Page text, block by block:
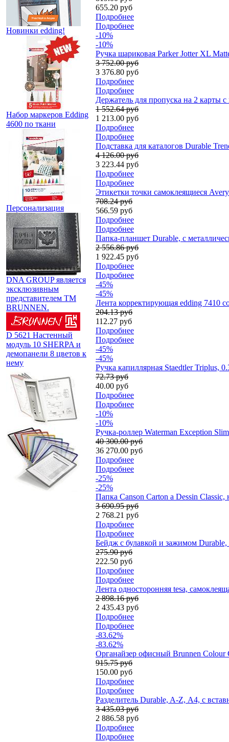
Новинки edding!
Набор маркеров Edding
4600 по ткани
Персонализация
DNA GROUP является
эксклюзивным
представителем TM
BRUNNEN.
D 5621 Настенный
модуль 10 SHERPA и
демопанели 8 цветов к
нему
655.20 руб
Подробнее
Подробнее
-10%
-10%
Ручка шариковая Parker Jotter XL
3 752.00 руб
3 376.80 руб
Подробнее
Подробнее
Держатель для пропуска на 2 карты
1 552.64 руб
1 213.00 руб
Подробнее
Подробнее
Подставка для каталогов Durable
4 126.00 руб
3 223.44 руб
Подробнее
Подробнее
Этикетки точки самоклеящиеся
708.24 руб
566.59 руб
Подробнее
Подробнее
Папка-планшет Durable, с
2 556.86 руб
1 922.45 руб
Подробнее
Подробнее
-45%
-45%
Лента корректирующая edding 7410
204.13 руб
112.27 руб
Подробнее
Подробнее
-45%
-45%
Ручка капиллярная Staedtler Triplus,
72.73 руб
40.00 руб
Подробнее
Подробнее
-10%
-10%
Ручка-роллер Waterman Exception
40 300.00 руб
36 270.00 руб
Подробнее
Подробнее
-25%
-25%
Папка Canson Carton a Dessin Classic,
3 690.95 руб
2 768.21 руб
Подробнее
Подробнее
Бейдж с булавкой и зажимом
275.90 руб
222.50 руб
Подробнее
Подробнее
Лента односторонняя tesa,
2 898.16 руб
2 435.43 руб
Подробнее
Подробнее
-83.62%
-83.62%
Органайзер офисный Brunnen Colour
915.75 руб
150.00 руб
Подробнее
Подробнее
Разделитель Durable, A-Z, А4, с
3 435.03 руб
2 886.58 руб
Подробнее
Подробнее